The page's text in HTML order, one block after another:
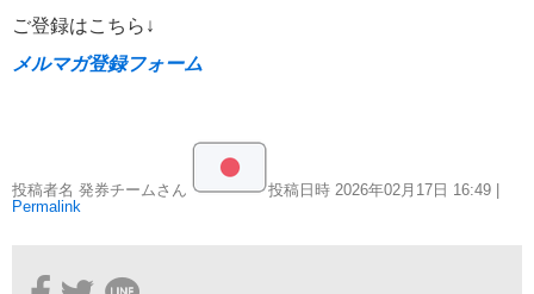
ご登録はこちら↓
メルマガ登録フォーム
投稿者名 発券チームさん 投稿日時 2026年02月17日 16:49
Permalink
カテゴリーリスト
外務省海外安全ホームページ
JAL TIMES